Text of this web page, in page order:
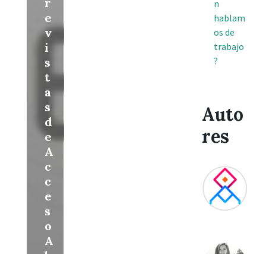
e
v
i
s
t
a
s
d
e
A
c
c
e
s
o
A
n
hablam
os de
trabajo
?
Auto
res